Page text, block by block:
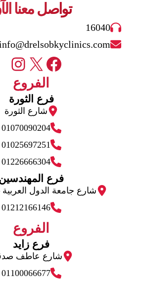
تواصل معنا
16040
فيسبوك
إكس
الفروع
فرع الثورة
شارع الثورة
01070090204
01025697251
01226666304
فرع
شارع جامعة الدول
01212166146
الفروع
فرع زايد
شارع عاطف
01100066677